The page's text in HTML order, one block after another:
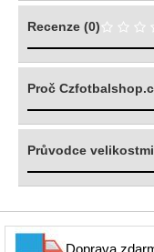
Recenze (0)
Proč
Průvodce velikostmi